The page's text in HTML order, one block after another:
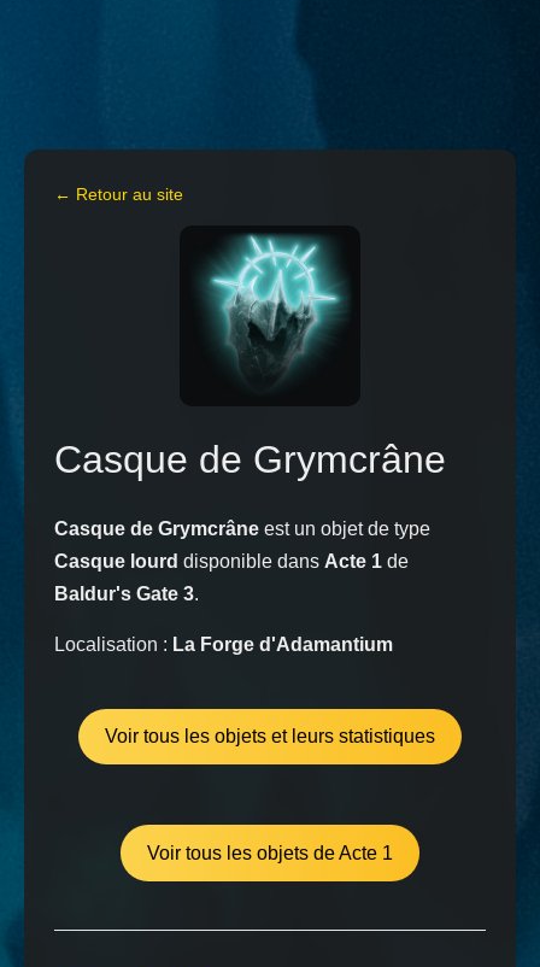
← Retour au site
Casque de Grymcrâne
Casque de Grymcrâne est un objet de type
Casque lourd disponible dans Acte 1 de
Baldur's Gate 3.
Localisation : La Forge d'Adamantium
Voir tous les objets et leurs statistiques
Voir tous les objets de Acte 1